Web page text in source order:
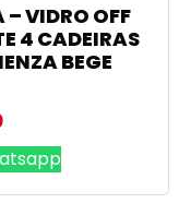
– VIDRO OFF
4 CADEIRAS
BEGE